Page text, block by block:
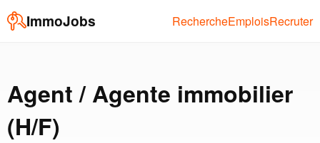
ImmoJobs RechercheEmploisRecruter
Agent / Agente immobilier
(H/F)